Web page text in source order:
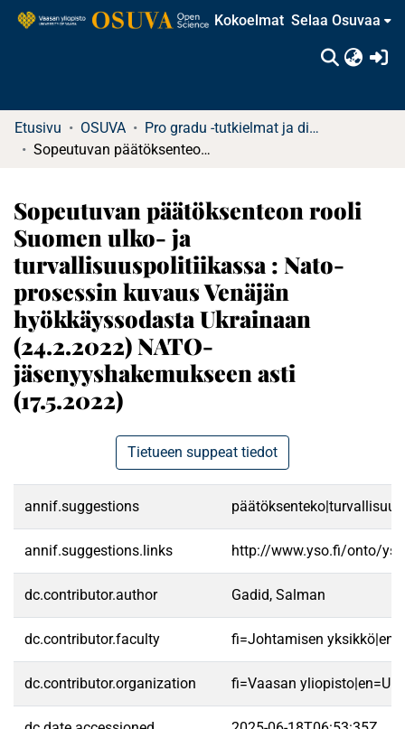
Kokoelmat Selaa Osuvaa
Etusivu OSUVA
Pro gradu -tutkielmat ja diplomityöt
Sopeutuvan päätöksenteon rooli Suomen ulko- ja turvallisuuspolitiikassa : Nato-prosessin kuvaus Venäjän hyökkäyssodasta Ukrainaan (24.2.2022) NATO-jäsenyyshakemukseen asti (17.5.2022)
Sopeutuvan päätöksenteon rooli
Suomen ulko- ja
turvallisuuspolitiikassa : Nato-
prosessin kuvaus Venäjän
hyökkäyssodasta Ukrainaan
(24.2.2022) NATO-
jäsenyyshakemukseen asti
(17.5.2022)
Tietueen suppeat tiedot
annif.suggestions
annif.suggestions.links http://www.yso.fi/onto/
dc.contributor.author Gadid, Salman
dc.contributor.faculty fi=Johtamisen
dc.contributor.organization fi=Vaasan